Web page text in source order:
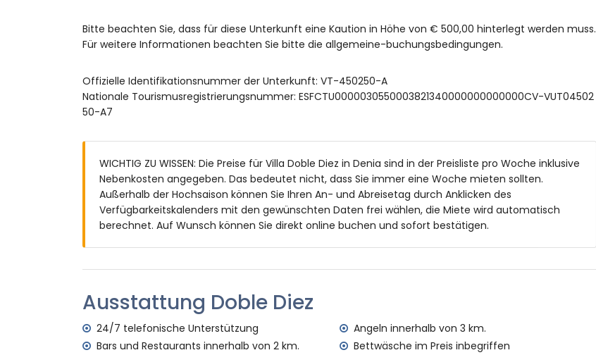
Schlafzimmer mit Etagenbett
2 Schlafzimmer mit Klimaanlage, jeweils mit einem Doppelbett und eigenem Bad
eigenes Badezimmer mit Waschbecken, Bad/Dusche-Kombination, WC und Haartrockner
2 Badezimmer jeweils mit Waschbecken, Dusche und WC
eigenes Badezimmer mit Waschbecken und WC
Außenbereich der Villa
eingezäuntes Grundstück
privater Pool mit den Maßen 9m x 4m
Garten mit Kies, Bäumen und Gartenmöbeln mit Sonnenliegen
2 Terrassen, von denen eine überdacht ist
Außenküche und Grill
Nächste Stadt innerhalb von 4 Kilometern von der Villa
Nächster Uferbereich oder Strand innerhalb von 3 Kilometern von der Villa
Nächster Strand: Las Rotass (innerhalb von 3 Kilometern von der Villa)
Nächster Hafen innerhalb von 4 Kilometern von der Villa
Bitte beachten Sie, dass für diese Unterkunft eine Kaution in Höhe von € 500,00 hinterlegt werden muss.
Für weitere Informationen beachten Sie bitte die allgemeine-buchungsbedingungen.
Offizielle Identifikationsnummer der Unterkunft: VT-450250-A
Nationale Tourismusregistrierungsnummer: ESFCTU0000030550003821340000000000000CV-VUT04502
50-A7
WICHTIG ZU WISSEN: Die Preise für Villa Doble Diez in Denia sind in der Preisliste pro Woche inklusive
Nebenkosten angegeben. Das bedeutet nicht, dass Sie immer eine Woche mieten sollten.
Außerhalb der Hochsaison können Sie Ihren An- und Abreisetag durch Anklicken des
Verfügbarkeitskalenders mit den gewünschten Daten frei wählen, die Miete wird automatisch
berechnet. Auf Wunsch können Sie direkt online buchen und sofort bestätigen.
Ausstattung Doble Diez
24/7 telefonische Unterstützung
Angeln innerhalb von 3 km.
Bars und Restaurants innerhalb von 2 km.
Bettwäsche im Preis inbegriffen